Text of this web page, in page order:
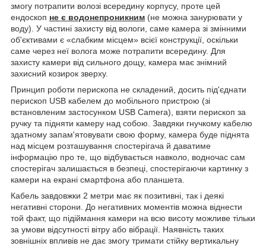
змогу потрапити волозі всередину корпусу, проте цей
ендоскоп не є водонепроникним (не можна занурювати у
воду). У частині захисту від вологи, саме камера зі змінними
об'єктивами є «слабким місцем» всієї конструкції, оскільки
саме через неї волога може потрапити всередину. Для
захисту камери від сильного дощу, камера має знімний
захисний козирок зверху.
Принцип роботи перископа не складений, досить під'єднати
перископ USB кабелем до мобільного пристрою (зі
встановленим застосунком USB Camera), взяти перископ за
ручку та підняти камеру над собою. Завдяки гнучкому кабелю
здатному запам'ятовувати свою форму, камера буде піднята
над місцем розташування спостерігача й даватиме
інформацію про те, що відбувається навколо, водночас сам
спостерігач залишається в безпеці, спостерігаючи картинку з
камери на екрані смартфона або планшета.
Кабель завдовжки 2 метри має як позитивні, так і деякі
негативні сторони. До негативних моментів можна віднести
той факт, що підіймання камери на всю висоту можливе тільки
за умови відсутності вітру або вібрації. Наявність таких
зовнішніх впливів не дає змогу тримати стійку вертикальну